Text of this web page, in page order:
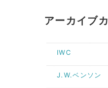
アーカイブ
IWC
J.W.ベンソン